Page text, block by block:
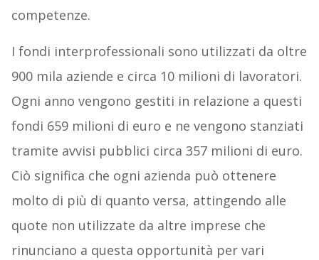
competenze.
I fondi interprofessionali sono utilizzati da oltre
900 mila aziende e circa 10 milioni di lavoratori.
Ogni anno vengono gestiti in relazione a questi
fondi 659 milioni di euro e ne vengono stanziati
tramite avvisi pubblici circa 357 milioni di euro.
Ciò significa che ogni azienda può ottenere
molto di più di quanto versa, attingendo alle
quote non utilizzate da altre imprese che
rinunciano a questa opportunità per vari